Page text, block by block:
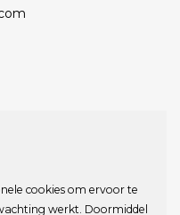
cookies om ervoor te
werkt. Doormiddel